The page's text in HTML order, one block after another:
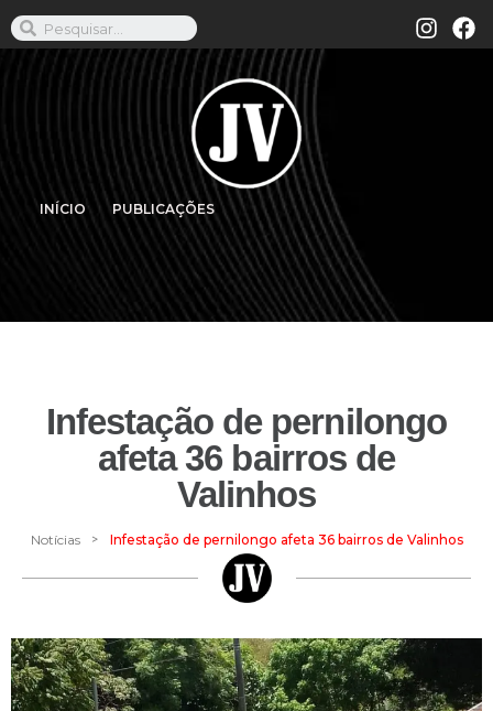
INÍCIO PUBLICAÇÕES
Infestação de pernilongo
afeta 36 bairros de
Valinhos
Notícias > Infestação de pernilongo afeta 36 bairros de Valinhos